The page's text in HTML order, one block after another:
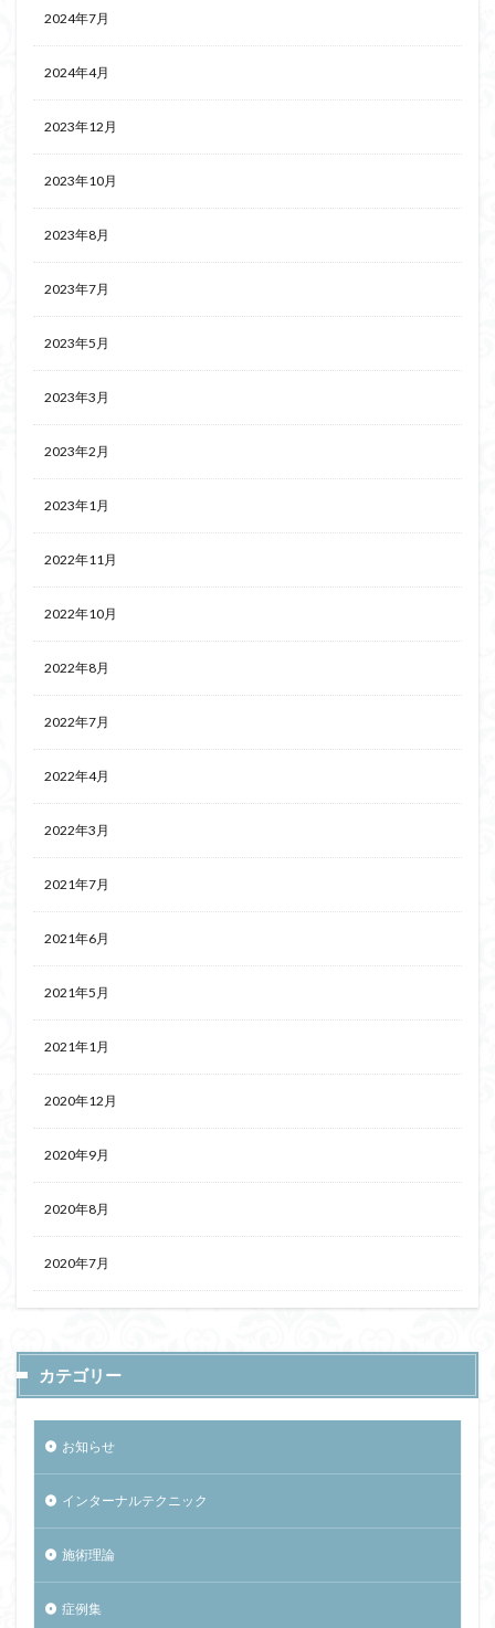
2024年7月
2024年4月
2023年12月
2023年10月
2023年8月
2023年7月
2023年5月
2023年3月
2023年2月
2023年1月
2022年11月
2022年10月
2022年8月
2022年7月
2022年4月
2022年3月
2021年7月
2021年6月
2021年5月
2021年1月
2020年12月
2020年9月
2020年8月
2020年7月
カテゴリー
お知らせ
インターナルテクニック
施術理論
症例集